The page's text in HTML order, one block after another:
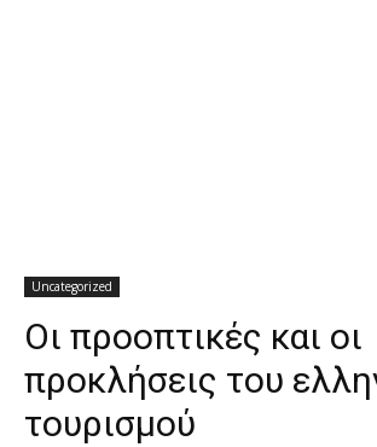
Uncategorized
Οι προοπτικές και οι
προκλήσεις του
τουρισμού